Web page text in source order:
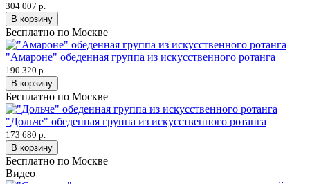
304 007 р.
В корзину
Бесплатно по Москве
"Амароне" обеденная группа из искусственного ротанга
190 320 р.
В корзину
Бесплатно по Москве
"Дольче" обеденная группа из искусственного ротанга
173 680 р.
В корзину
Бесплатно по Москве
Видео